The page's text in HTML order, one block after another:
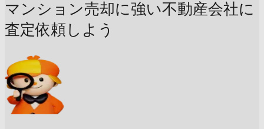
マンション売却に強い不動産会社に
査定依頼しよう